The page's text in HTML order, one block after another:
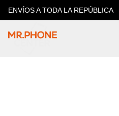
ENVÍOS A TODA LA REPÚBLICA